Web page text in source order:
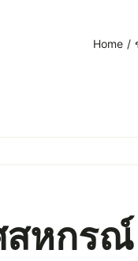
Home
หกรณ์